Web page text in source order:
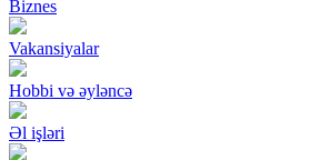
Biznes
Vakansiyalar
Hobbi və əyləncə
Əl işləri